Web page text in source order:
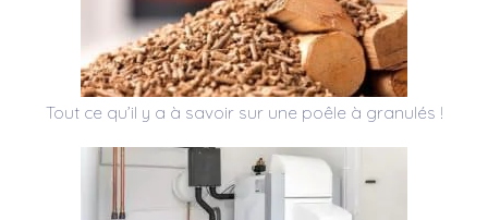
Tout ce qu’il y a à savoir sur une poêle à granulés !